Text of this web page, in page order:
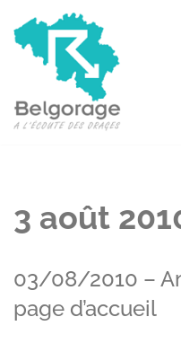
Aller
3 août
03/08/2010 –
page d’accueil